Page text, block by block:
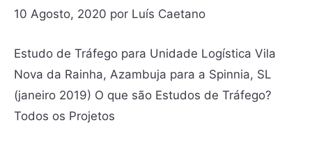
10 Agosto, 2020 por Luís Caetano
Estudo de Tráfego para Unidade Logística Vila
Nova da Rainha, Azambuja para a Spinnia, SL
(janeiro 2019) O que são Estudos de Tráfego?
Todos os Projetos